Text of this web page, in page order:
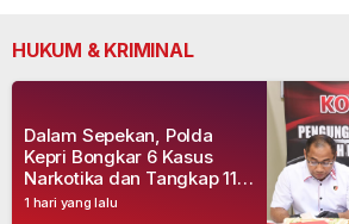
HUKUM & KRIMINAL
1 hari yang lalu
Dalam Sepekan, Polda
Kepri Bongkar 6 Kasus
Narkotika dan Tangkap 11
Tersangka